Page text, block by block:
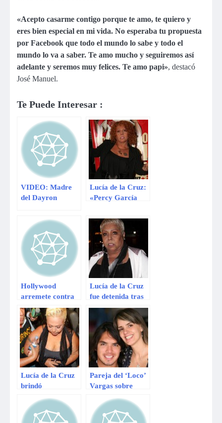
«Acepto casarme contigo porque te amo, te quiero y
eres bien especial en mi vida. No esperaba tu propuesta
por Facebook que todo el mundo lo sabe y todo el
mundo lo va a saber. Te amo mucho y seguiremos así
adelante y seremos muy felices. Te amo papi», destacó
José Manuel.
Te Puede Interesar :
VIDEO: Madre
del Dayron
Belén Estévez
deje tranquilo a
su hijo
Lucía de la Cruz:
«Percy García
Hollywood
arremete contra
Penélope Cruz y
Javier Bardem
por su posición
frente a Israel
Lucía de la Cruz
fue detenida tras
ser denunciada
por incumplir un
contrato
Lucía de la Cruz
brindó
prensa tras
quedar en libertad
Pareja del ‘Loco’
Vargas sobre
«Estamos mejor
que nunca y no